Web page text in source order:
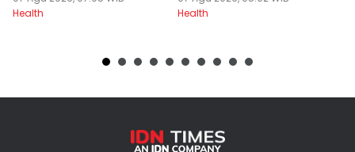
Health
Health